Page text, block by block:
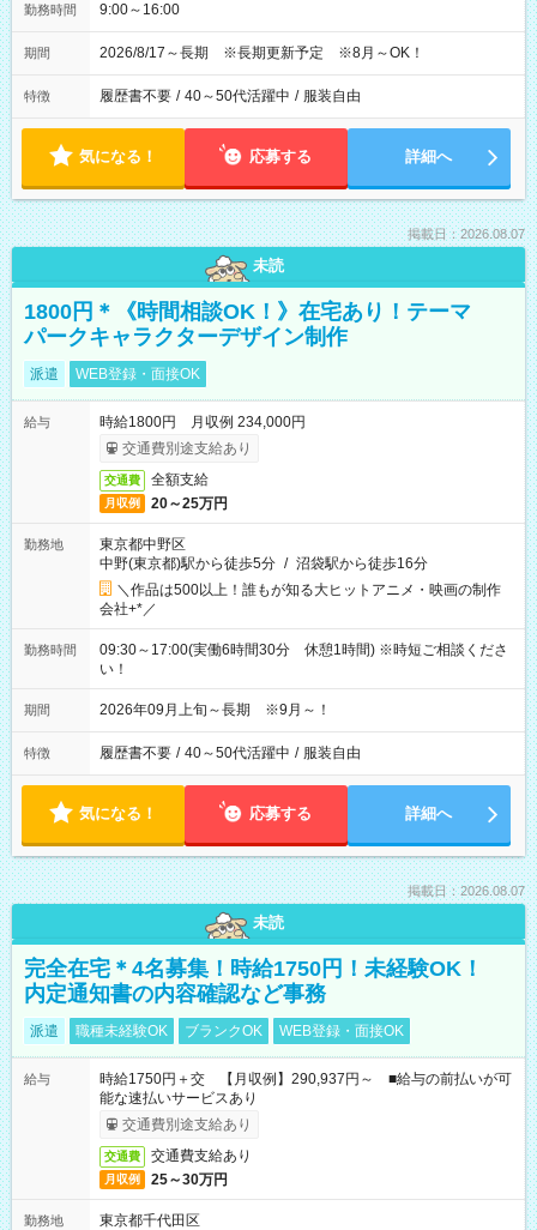
勤務時間 9:00～16:00
期間 2026/8/17～長期 ※長期更新予定 ※8月～OK！
特徴 履歴書不要 / 40～50代活躍中 / 服装自由
気になる！ 応募する 詳細へ
掲載日：2026.08.07
未読
1800円＊《時間相談OK！》在宅あり！テーマ
パークキャラクターデザイン制作
派遣 WEB登録・面接OK
給与
時給1800円 月収例 234,000円
交通費別途支給あり
交通費 全額支給
月収例 20～25万円
勤務地
東京都中野区
中野(東京都)駅から徒歩5分 / 沼袋駅から徒歩16分
＼作品は500以上！誰もが知る大ヒットアニメ・映画の制作
会社+*／
勤務時間
09:30～17:00(実働6時間30分 休憩1時間) ※時短ご相談くださ
い！
期間 2026年09月上旬～長期 ※9月～！
特徴 履歴書不要 / 40～50代活躍中 / 服装自由
気になる！ 応募する 詳細へ
掲載日：2026.08.07
未読
完全在宅＊4名募集！時給1750円！未経験OK！
内定通知書の内容確認など事務
派遣 職種未経験OK ブランクOK WEB登録・面接OK
給与
時給1750円＋交 【月収例】290,937円～ ■給与の前払いが可
能な速払いサービスあり
交通費別途支給あり
交通費 交通費支給あり
月収例 25～30万円
勤務地
東京都千代田区